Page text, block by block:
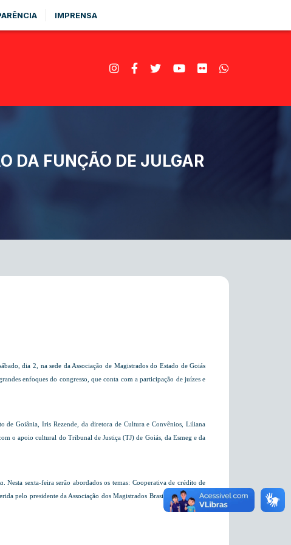
IMPRENSA
DA FUNÇÃO DE JULGAR
dia 2, na sede da Associação de Magistrados do Estado de Goiás
enfoques do congresso, que conta com a participação de juízes e
de Goiânia, Iris Rezende, da diretora de Cultura e Convênios, Liliana
o apoio cultural do Tribunal de Justiça (TJ) de Goiás, da Esmeg e da
. Nesta sexta-feira serão abordados os temas: Cooperativa de crédito de
pelo presidente da Associação dos Magistrados Brasileiros, Rodrigo